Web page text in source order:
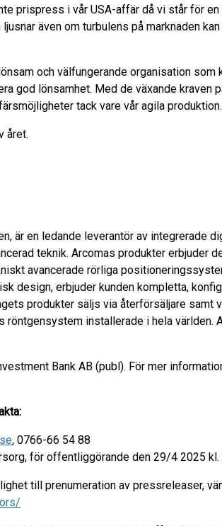
prispress i vår USA-affär då vi står för
även om turbulens på marknaden
och välfungerande organisation som
god lönsamhet. Med de växande kraven
tack vare vår agila produktion.
året.
är en ledande leverantör av integrerade
teknik. Arcomas produkter erbjuder
avancerade rörliga
design, erbjuder kunden kompletta,
produkter säljs via återförsäljare samt
röntgensystem installerade i hela världen.
Bank AB (publ). För mer
, 0766-66 54 88
för offentliggörande den 29/4 2025 kl.
till prenumeration av pressreleaser,